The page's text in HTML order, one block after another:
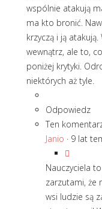
wspólnie atakują
ma kto bronić.
krzyczą i ją
wewnątrz, ale to,
poniżej krytyki.
niektórych aż tyle.
Odpowiedz
Ten
Janio · 9 lat
Nauczyciela
zarzutami, że
wsi ludzie są